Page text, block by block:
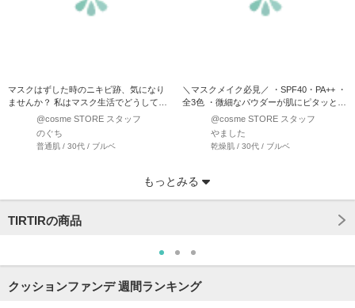
マスクはずした時のニキビ跡、気になり
ませんか？ 私はマスク生活でどうしても
蒸れてニキビができ…
@cosme STORE スタッフ
のぐち
普通肌 / 30代 / ブルベ
＼マスクメイク必見／ ・SPF40・PA++ ・
全3色 ・微細なパウダーが肌にピタッと
@cosme STORE スタッフ
やました
乾燥肌 / 30代 / ブルベ
もっとみる
TIRTIRの商品
クッションファンデ 週間ランキング